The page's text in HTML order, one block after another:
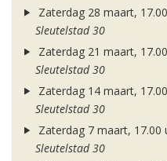
Zaterdag 28 maart,
Sleutelstad 30
Zaterdag 21 maart,
Sleutelstad 30
Zaterdag 14 maart,
Sleutelstad 30
Zaterdag 7 maart, 17.00
Sleutelstad 30